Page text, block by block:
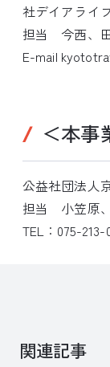
社デイアライブ
担当 今西、
E-mail
＜本事
公益社団法人
担当 小笠原、
TEL：075-
関連記事